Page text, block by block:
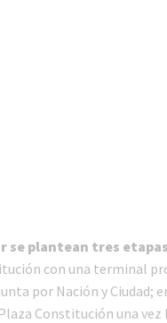
se plantean tres etapas
con una terminal
por Nación y Ciudad;
Constitución una vez